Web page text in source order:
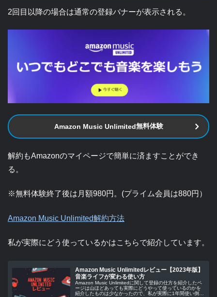
2回目以降の場合は通常の登録バナーが表示される。
Amazon Music Unlimited無料体験
解約もAmazonのマイページで簡単に済ますことができ
る。
※無料体験終了後は月額980円。(プライム会員は880円）
Amazon Music Unlimited解約方法
私が実際にどう使っているかはこちらで紹介しています。
Amazon Music Unlimitedレビュー【2023年版】
音楽ライフが変わる使い方
Amazon Music Unlimitedに関して登録の仕方を紹介したペ
ージは山ほどあっても実際にどうやって使っているのかを
紹介したものは少なかったので、私が実際に1年間使い倒し